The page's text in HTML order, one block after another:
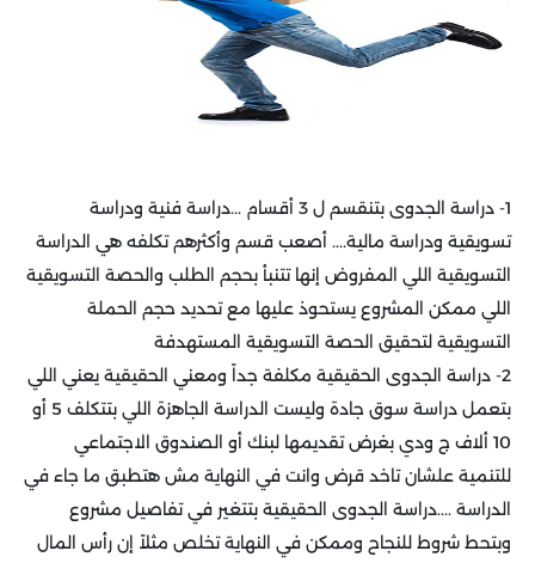
1- دراسة الجدوى بتنقسم ل 3 أقسام ...دراسة فنية ودراسة
تسويقية ودراسة مالية.... أصعب قسم وأكثرهم تكلفه هي الدراسة
التسويقية اللي المفروض إنها تتنبأ بحجم الطلب والحصة التسويقية
اللي ممكن المشروع يستحوذ عليها مع تحديد حجم الحملة
التسويقية لتحقيق الحصة التسويقية المستهدفة
2- دراسة الجدوى الحقيقية مكلفة جداً ومعني الحقيقية يعني اللي
بتعمل دراسة سوق جادة وليست الدراسة الجاهزة اللي بتتكلف 5 أو
10 ألاف ج ودي بغرض تقديمها لبنك أو الصندوق الاجتماعي
للتنمية علشان تاخد قرض وانت في النهاية مش هتطبق ما جاء في
الدراسة ....دراسة الجدوى الحقيقية بتتغير في تفاصيل مشروع
وبتحط شروط للنجاح وممكن في النهاية تخلص مثلاً إن رأس المال